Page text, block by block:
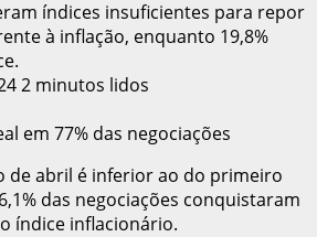
índices insuficientes para repor
à inflação, enquanto 19,8%
2 minutos lidos
de abril é inferior ao do primeiro
das negociações conquistaram
índice inflacionário.